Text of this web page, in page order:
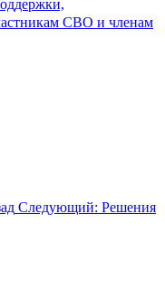
СВО и членам
Следующий: Решения